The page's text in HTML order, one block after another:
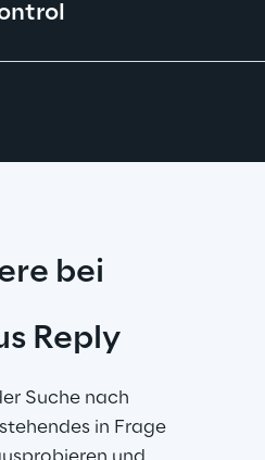
bei
Reply
Suche nach
in Frage